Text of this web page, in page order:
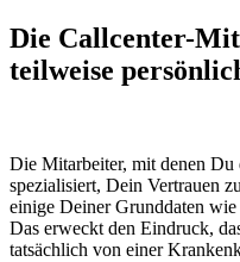
Die Callcenter-
teilweise
Die Mitarbeiter, mit denen Du
spezialisiert, Dein Vertrauen
einige Deiner Grunddaten
Das erweckt den Eindruck,
tatsächlich von einer